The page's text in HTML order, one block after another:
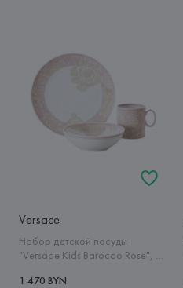
Versace
Набор детской посуды
"Versace Kids Barocco Rose", 3
1 470 BYN